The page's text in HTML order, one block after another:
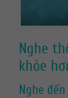
Nghe
khỏe
Nghe